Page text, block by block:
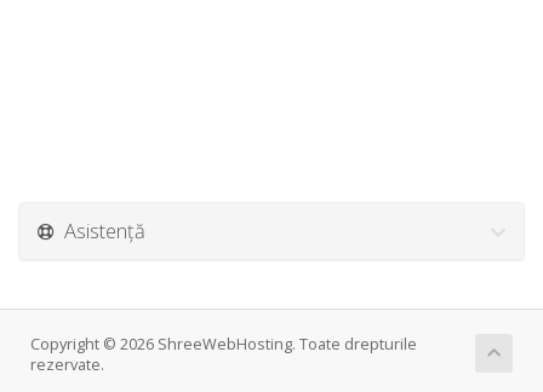
Asistență
Copyright © 2026 ShreeWebHosting. Toate drepturile
rezervate.